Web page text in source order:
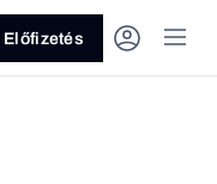
Előfizetés